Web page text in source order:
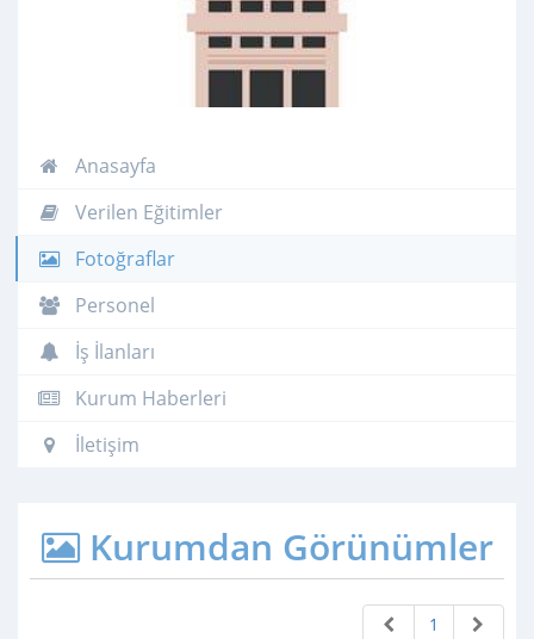
Anasayfa
Verilen Eğitimler
Fotoğraflar
Personel
İş İlanları
Kurum Haberleri
İletişim
Kurumdan Görünümler
1